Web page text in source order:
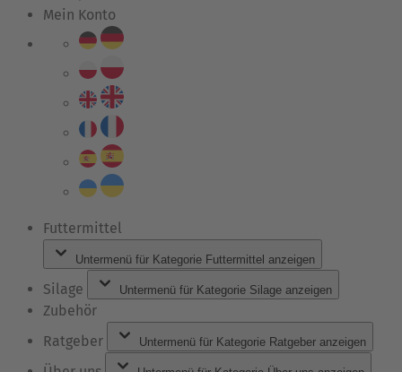
Mein Konto
Futtermittel
Untermenü für Kategorie Futtermittel anzeigen
Silage Untermenü für Kategorie Silage anzeigen
Zubehör
Ratgeber
Untermenü für Kategorie Ratgeber anzeigen